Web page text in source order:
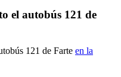
el autobús 121 de
121 de Farte en la